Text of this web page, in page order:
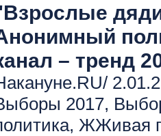
– тренд
2017,
, ЖЖивая